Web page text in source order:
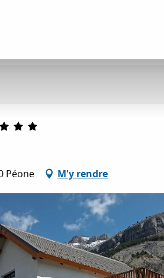
Péone M'y rendre